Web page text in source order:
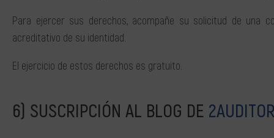
Para ejercer sus derechos, acompañe su solicitud de una
acreditativo de su identidad.
El ejercicio de estos derechos es gratuito.
SUSCRIPCIÓN AL BLOG DE